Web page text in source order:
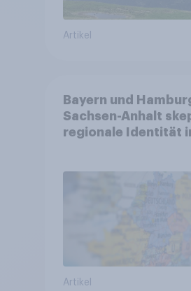
Artikel
Bayern und
Sachsen-Anhalt
regionale Identität
Artikel